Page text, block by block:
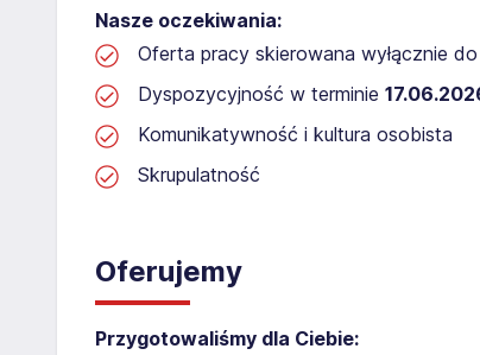
Nasze oczekiwania:
Oferta pracy skierowana wyłącznie
Dyspozycyjność w terminie
Komunikatywność i kultura osobista
Skrupulatność
Oferujemy
Przygotowaliśmy dla Ciebie: